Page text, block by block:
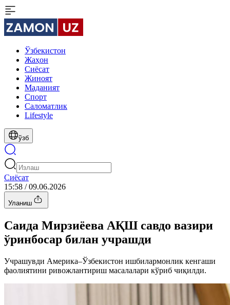
Ўзбекистон
Жаҳон
Сиёсат
Жиноят
Маданият
Спорт
Cаломатлик
Lifestyle
ўзб
Сиёсат
15:58 / 09.06.2026
Уланиш
Саида Мирзиёева АҚШ савдо вазири
ўринбосар билан учрашди
Учрашувди Америка–Ўзбекистон ишбилармонлик кенгаши
фаолиятини ривожлантириш масалалари кўриб чиқилди.